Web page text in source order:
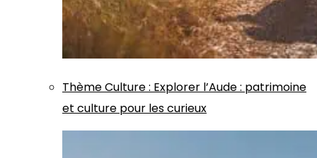
ThèmeCulture: Explorer l’Aude : patrimoine
et culture pour les curieux